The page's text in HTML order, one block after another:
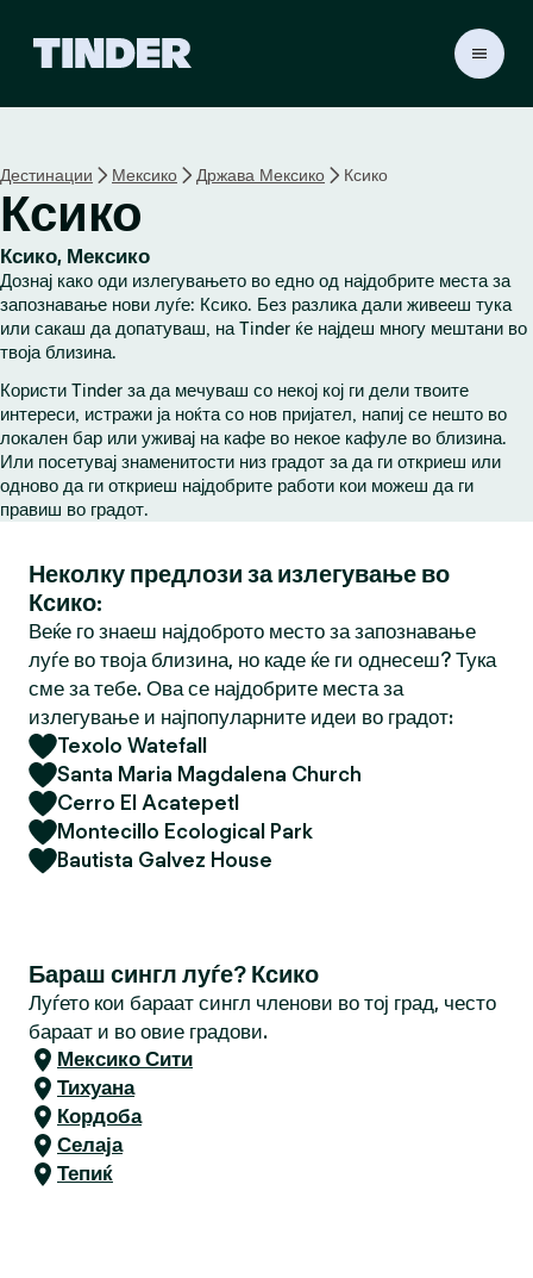
r
e
Дестинации Мексико Држава Мексико Ксико
Ксико
Ксико, Мексико
Дознај како оди излегувањето во едно од најдобрите места за
запознавање нови луѓе: Ксико. Без разлика дали живееш тука
или сакаш да допатуваш, на Tinder ќе најдеш многу мештани во
твоја близина.
Користи Tinder за да мечуваш со некој кој ги дели твоите
интереси, истражи ја ноќта со нов пријател, напиј се нешто во
локален бар или уживај на кафе во некое кафуле во близина.
Или посетувај знаменитости низ градот за да ги откриеш или
одново да ги откриеш најдобрите работи кои можеш да ги
правиш во градот.
Неколку предлози за излегување во
Ксико:
Веќе го знаеш најдоброто место за запознавање
луѓе во твоја близина, но каде ќе ги однесеш? Тука
сме за тебе. Ова се најдобрите места за
излегување и најпопуларните идеи во градот:
Texolo Watefall
Santa Maria Magdalena Church
Cerro El Acatepetl
Montecillo Ecological Park
Bautista Galvez House
Бараш сингл луѓе? Ксико
Луѓето кои бараат сингл членови во тој град, често
бараат и во овие градови.
Мексико Сити
Тихуана
Кордоба
Селаја
Тепиќ